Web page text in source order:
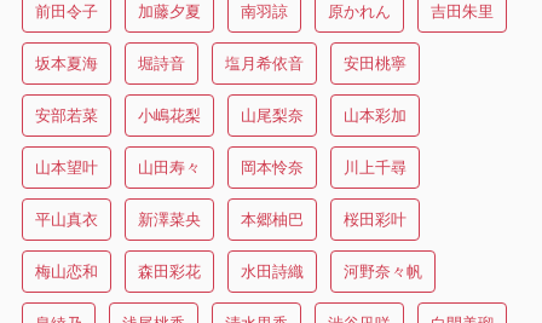
前田令子 加藤夕夏 南羽諒 原かれん 吉田朱里
坂本夏海 堀詩音 塩月希依音 安田桃寧
安部若菜 小嶋花梨 山尾梨奈 山本彩加
山本望叶 山田寿々 岡本怜奈 川上千尋
平山真衣 新澤菜央 本郷柚巴 桜田彩叶
梅山恋和 森田彩花 水田詩織 河野奈々帆